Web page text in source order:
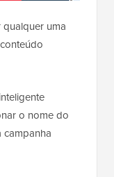
uma
o nome do